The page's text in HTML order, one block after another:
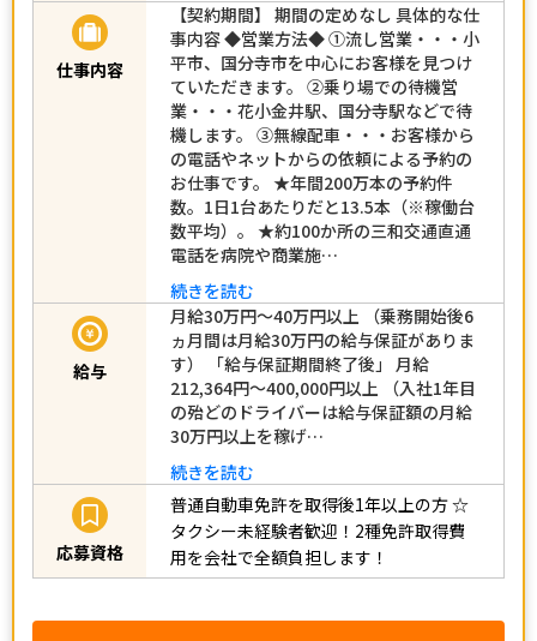
仕事内容
【契約期間】 期間の定めなし 具体的な仕
事内容 ◆営業方法◆ ①流し営業・・・小
平市、国分寺市を中心にお客様を見つけ
ていただきます。 ②乗り場での待機営
業・・・花小金井駅、国分寺駅などで待
機します。 ③無線配車・・・お客様から
の電話やネットからの依頼による予約の
お仕事です。 ★年間200万本の予約件
数。1日1台あたりだと13.5本（※稼働台
数平均）。 ★約100か所の三和交通直通
電話を病院や商業施…
続きを読む
給与
月給30万円～40万円以上 （乗務開始後6
ヵ月間は月給30万円の給与保証がありま
す） 「給与保証期間終了後」 月給
212,364円～400,000円以上 （入社1年目
の殆どのドライバーは給与保証額の月給
30万円以上を稼げ…
続きを読む
応募資格
普通自動車免許を取得後1年以上の方☆
タクシー未経験者歓迎！2種免許取得費
用を会社で全額負担します！